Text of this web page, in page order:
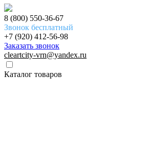
8 (800) 550-36-67
Звонок бесплатный
+7 (920) 412-56-98
Заказать звонок
cleartcity-vrn@yandex.ru
Каталог товаров